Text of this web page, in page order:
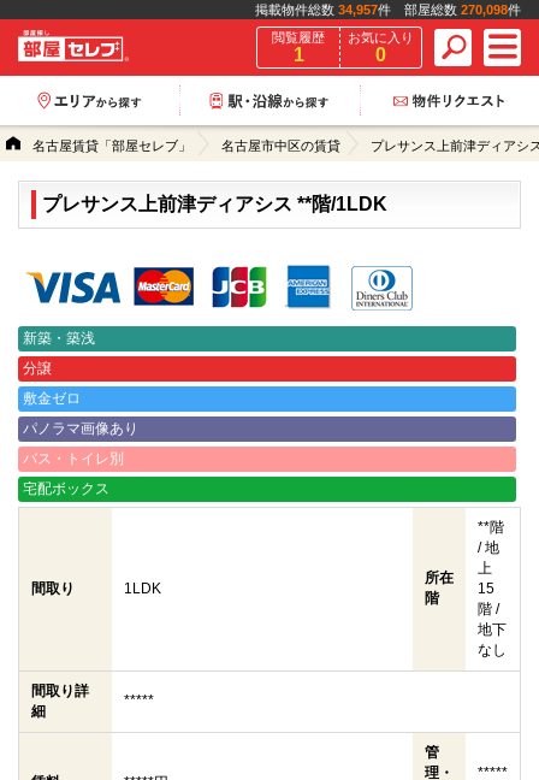
掲載物件総数 34,957件 部屋総数 270,098件
閲覧履歴
1
お気に入り
0
名古屋賃貸「部屋セレブ」 名古屋市中区の賃貸 プレサンス上前津ディアシ
プレサンス上前津ディアシス **階/1LDK
新築・築浅
分譲
敷金ゼロ
パノラマ画像あり
バス・トイレ別
宅配ボックス
間取り 1LDK
所在
階
**階
/ 地
上
15
階 /
地下
なし
間取り詳
細
*****
管
理・
*****